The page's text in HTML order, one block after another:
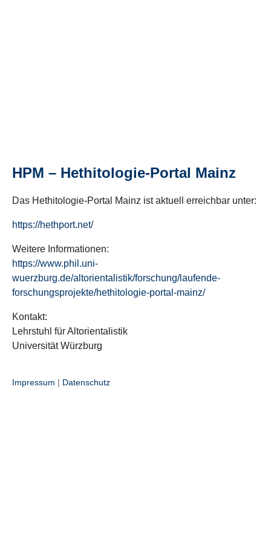
HPM – Hethitologie-Portal Mainz
Das Hethitologie-Portal Mainz ist aktuell erreichbar unter:
https://hethport.net/
Weitere Informationen:
https://www.phil.uni-
wuerzburg.de/altorientalistik/forschung/laufende-
forschungsprojekte/hethitologie-portal-mainz/
Kontakt:
Lehrstuhl für Altorientalistik
Universität Würzburg
Impressum | Datenschutz